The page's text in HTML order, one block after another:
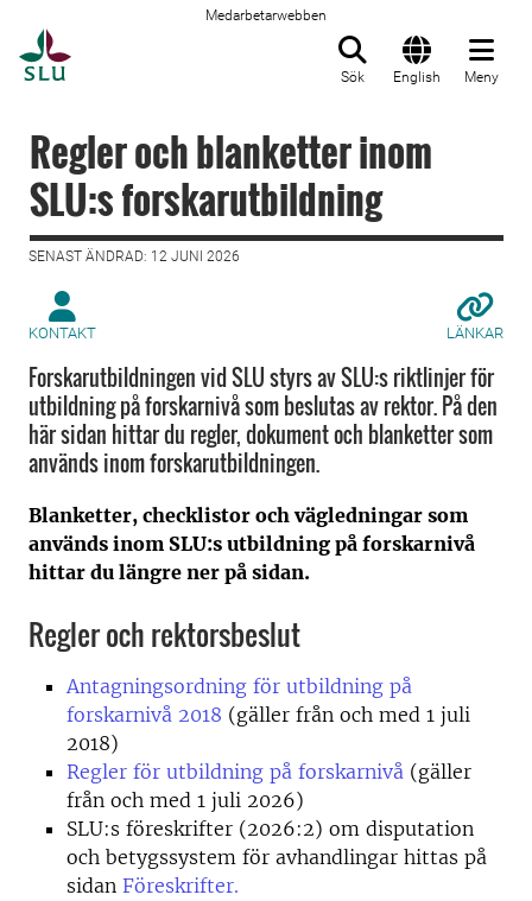
Medarbetarwebben
Sök English Meny
Regler och blanketter inom
SLU:s forskarutbildning
SENAST ÄNDRAD: 12 JUNI 2026
KONTAKT LÄNKAR
Forskarutbildningen vid SLU styrs av SLU:s riktlinjer för
utbildning på forskarnivå som beslutas av rektor. På den
här sidan hittar du regler, dokument och blanketter som
används inom forskarutbildningen.
Blanketter, checklistor och vägledningar som
används inom SLU:s utbildning på forskarnivå
hittar du längre ner på sidan.
Regler och rektorsbeslut
Antagningsordning för utbildning på
forskarnivå 2018 (gäller från och med 1 juli
2018)
Regler för utbildning på forskarnivå (gäller
från och med 1 juli 2026)
SLU:s föreskrifter (2026:2) om disputation
och betygssystem för avhandlingar hittas på
sidan Föreskrifter.